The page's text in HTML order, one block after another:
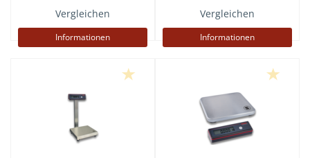
Vergleichen
Informationen
Vergleichen
Informationen